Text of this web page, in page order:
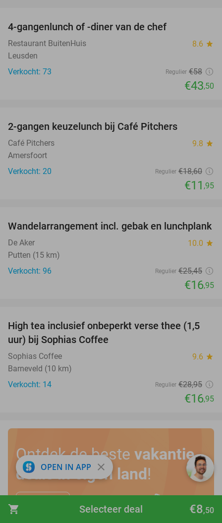
shopping_cart €8,50
Selecteer deal
4-gangenlunch of -diner van de chef
Restaurant BuitenHuis 8.6 star
Leusden
Verkocht: 73
Regulier €58
€43,50
2-gangen keuzelunch bij Café Pitchers
Café Pitchers 9.8 star
Amersfoort
Verkocht: 20
Regulier €18,60
€11 ,95
33%
Wandelarrangement incl. gebak en lunchplank
De Aker 10.0 star
Putten (15 km)
Verkocht: 96
Regulier €25,45
€16,95
41%
High tea inclusief onbeperkt verse thee (1,5
uur) bij Sophias Coffee
Sophias Coffee 9.6 star
Barneveld (10 km)
Verkocht: 14
Regulier €28,95
€16,95
Ontdek de beste vakantie
deals in eigen land!
OPEN IN APP close